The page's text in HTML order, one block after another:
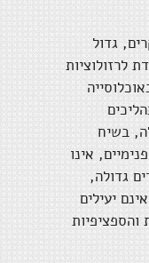
גדול
לרזולוציות
בשיח
אינו
גדולה,
יעילים
והספציפיות